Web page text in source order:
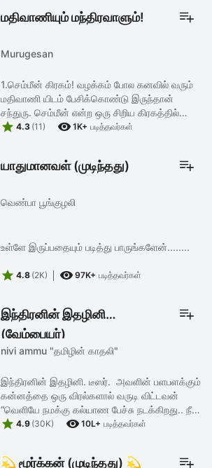
மதிவாணியும் மந்திரவாளும்!
Murugesan
1.செம்மீன் கிரகம்! வழக்கம் போல கனவில் வரும்
மதிவாணி யிடம் பேசிக்கொண்டு இருந்தான்
சந்துரு. செம்மீன் என்ற ஒரு சிறிய கிரகத்தில்
தாமரை என்ற பெயர் கொண்ட பாட்டியுடன் வசித்து
 4.3 (11)  1K+ படித்தவர்கள்
யாதுமானவள் (முடிந்தது)
வெண்பா பூங்குழலி
உள்ளே இருப்பதையும் படித்து பாருங்களேன்........
 4.8 (2K)  97K+ படித்தவர்கள்
இந்திரனின் இதழினி
(வேம்பையர்)
nivi ammu "தமிழின் காதலி"
இந்திரனின் இதழினி. டீஸர். அவளின் பளபளக்கும்
கன்னத்தை ஒரு விரல்களால் வருடி விட்டவன்
“வெளியே நமக்கு கல்யாண பேச்சு நடக்கிறது.. நீ
என்ன பண்ணுற உனக்கு விருப்பம் இல்லன்னு
 4.9 (30K)  10L+ படித்தவர்கள்
💫 மூர்க்கன் (முடிந்தது) 💫